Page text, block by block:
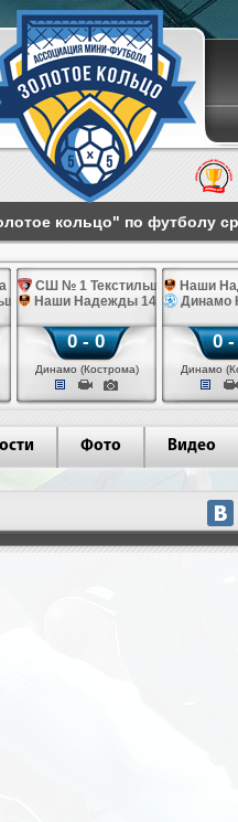
кольцо" по футболу
14
14
СШ № 1 Текстильщик 14
Наши Надежды 14
0 - 0
Динамо (Кострома)
Наши
Динамо
0 -
Динамо
Фото Видео